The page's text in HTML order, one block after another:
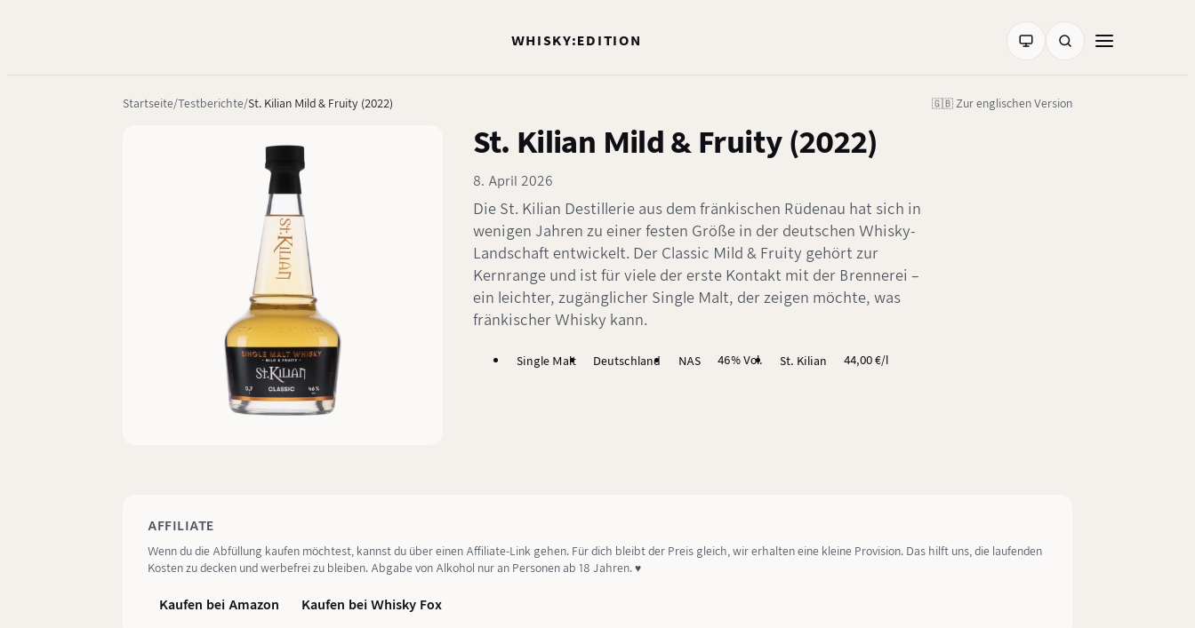
WHISKY:EDITION
Startseite Testberichte St. Kilian Mild & Fruity (2022) 🇬🇧 Zur englischen Version
St. Kilian Mild & Fruity (2022)
8. April 2026
Die St. Kilian Destillerie aus dem fränkischen Rüdenau hat sich in
wenigen Jahren zu einer festen Größe in der deutschen Whisky-
Landschaft entwickelt. Der Classic Mild & Fruity gehört zur
Kernrange und ist für viele der erste Kontakt mit der Brennerei –
ein leichter, zugänglicher Single Malt, der zeigen möchte, was
fränkischer Whisky kann.
Single Malt Deutschland NAS 46% Vol. St. Kilian 44,00 €/l
AFFILIATE
Wenn du die Abfüllung kaufen möchtest, kannst du über einen Affiliate-Link gehen. Für dich bleibt der Preis gleich, wir erhalten eine kleine Provision. Das hilft uns, die laufenden
Kosten zu decken und werbefrei zu bleiben. Abgabe von Alkohol nur an Personen ab 18 Jahren. ♥️
Kaufen bei Amazon Kaufen bei Whisky Fox